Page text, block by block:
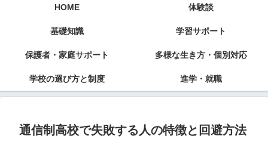
HOME 体験談
基礎知識 学習サポート
保護者・家庭サポート 多様な生き方・個別対応
学校の選び方と制度 進学・就職
通信制高校で失敗する人の特徴と回避方法